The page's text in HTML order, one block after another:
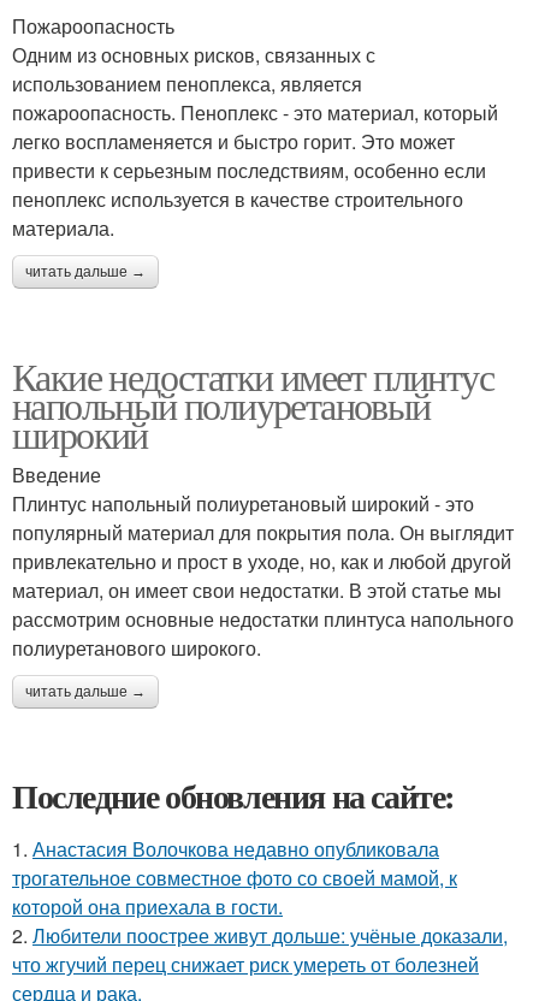
Пожароопасность
Одним из основных рисков, связанных с
использованием пеноплекса, является
пожароопасность. Пеноплекс - это материал, который
легко воспламеняется и быстро горит. Это может
привести к серьезным последствиям, особенно если
пеноплекс используется в качестве строительного
материала.
читать дальше →
Какие недостатки имеет плинтус
напольный полиуретановый
широкий
Введение
Плинтус напольный полиуретановый широкий - это
популярный материал для покрытия пола. Он выглядит
привлекательно и прост в уходе, но, как и любой другой
материал, он имеет свои недостатки. В этой статье мы
рассмотрим основные недостатки плинтуса напольного
полиуретанового широкого.
читать дальше →
Последние обновления на сайте:
1. Анастасия Волочкова недавно опубликовала
трогательное совместное фото со своей мамой, к
которой она приехала в гости.
2. Любители поострее живут дольше: учёные доказали,
что жгучий перец снижает риск умереть от болезней
сердца и рака.